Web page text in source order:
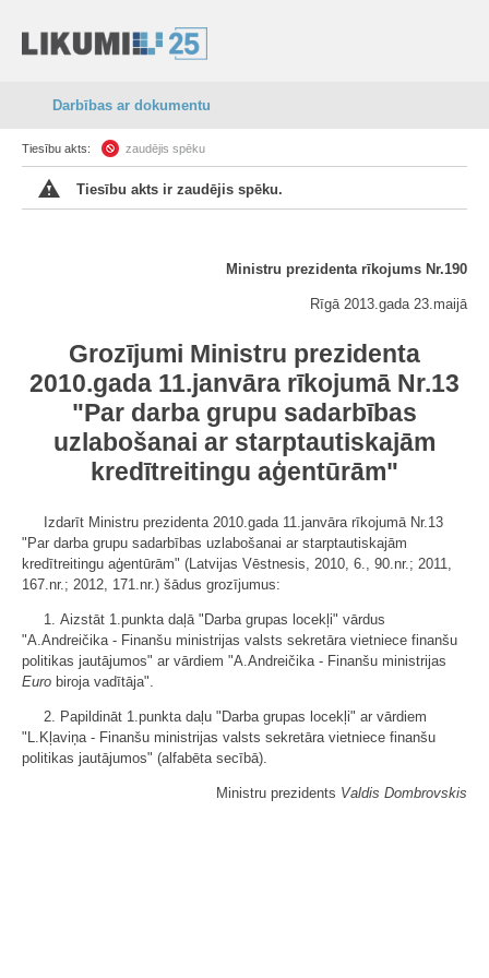
Darbības ar dokumentu
Tiesību akts: zaudējis spēku
Tiesību akts ir zaudējis spēku.
Ministru prezidenta rīkojums Nr.190
Rīgā 2013.gada 23.maijā
Grozījumi Ministru prezidenta
2010.gada 11.janvāra rīkojumā Nr.13
"Par darba grupu sadarbības
uzlabošanai ar starptautiskajām
kredītreitingu aģentūrām"
Izdarīt Ministru prezidenta 2010.gada 11.janvāra rīkojumā Nr.13
"Par darba grupu sadarbības uzlabošanai ar starptautiskajām
kredītreitingu aģentūrām" (Latvijas Vēstnesis, 2010, 6., 90.nr.; 2011,
167.nr.; 2012, 171.nr.) šādus grozījumus:
1. Aizstāt 1.punkta daļā "Darba grupas locekļi" vārdus
"A.Andreičika - Finanšu ministrijas valsts sekretāra vietniece finanšu
politikas jautājumos" ar vārdiem "A.Andreičika - Finanšu ministrijas
Euro biroja vadītāja".
2. Papildināt 1.punkta daļu "Darba grupas locekļi" ar vārdiem
"L.Kļaviņa - Finanšu ministrijas valsts sekretāra vietniece finanšu
politikas jautājumos" (alfabēta secībā).
Ministru prezidents Valdis Dombrovskis